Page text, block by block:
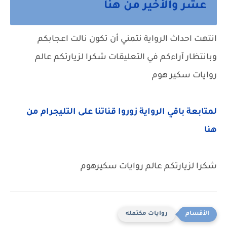
عشر والأخير من هنا
انتهت احداث الرواية نتمني أن تكون نالت اعجابكم
وبانتظار آراءكم في التعليقات شكرا لزيارتكم عالم
روايات سكير هوم
لمتابعة باقي الرواية زوروا قناتنا على التليجرام من
هنا
شكرا لزيارتكم عالم روايات سكيرهوم
روايات مكتمله